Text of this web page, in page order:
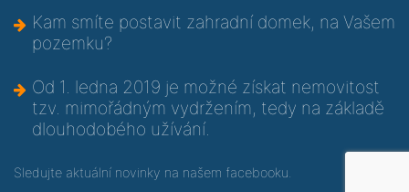
Kam smíte postavit zahradní domek, na Vašem
pozemku?
Od 1. ledna 2019 je možné získat nemovitost
tzv. mimořádným vydržením, tedy na základě
dlouhodobého užívání.
Sledujte aktuální novinky na našem facebooku